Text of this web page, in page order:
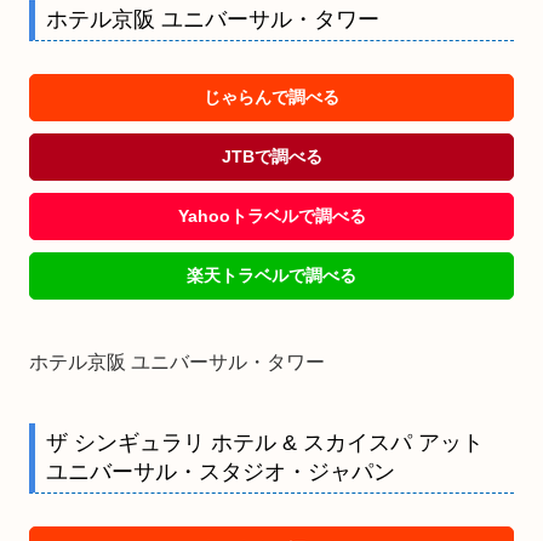
ホテル京阪 ユニバーサル・タワー
じゃらんで調べる
JTBで調べる
Yahooトラベルで調べる
楽天トラベルで調べる
ホテル京阪 ユニバーサル・タワー
ザ シンギュラリ ホテル & スカイスパ アット
ユニバーサル・スタジオ・ジャパン